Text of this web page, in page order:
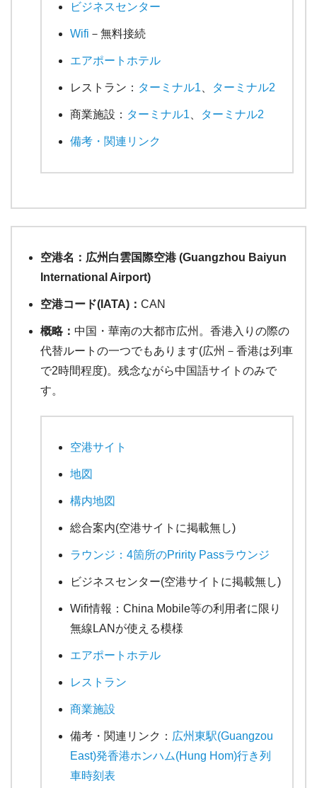
ビジネスセンター
Wifi －無料接続
エアポートホテル
レストラン： ターミナル1 ターミナル2
商業施設： ターミナル1 ターミナル2
備考・関連リンク
空港名：広州白雲国際空港 (Guangzhou Baiyun
International Airport)
空港コード(IATA)： CAN
概略： 中国・華南の大都市広州。香港入りの際の
代替ルートの一つでもあります(広州－香港は列車
で2時間程度)。残念ながら中国語サイトのみで
す。
空港サイト
地図
構内地図
総合案内(空港サイトに掲載無し)
ラウンジ：4箇所のPririty Passラウンジ
ビジネスセンター(空港サイトに掲載無し)
Wifi情報：China Mobile等の利用者に限り
無線LANが使える模様
エアポートホテル
レストラン
商業施設
備考・関連リンク： 広州東駅(Guangzou
East)発香港ホンハム(Hung Hom)行き列
車時刻表